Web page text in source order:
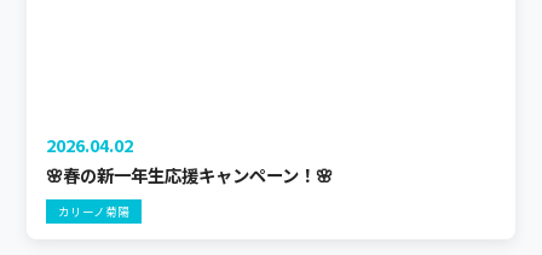
2026.04.02
🌸春の新一年生応援キャンペーン！🌸
カリーノ菊陽